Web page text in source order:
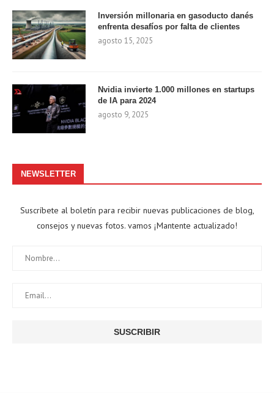
Inversión millonaria en gasoducto danés
enfrenta desafíos por falta de clientes
agosto 15, 2025
Nvidia invierte 1.000 millones en startups
de IA para 2024
agosto 9, 2025
NEWSLETTER
Suscríbete al boletín para recibir nuevas publicaciones de blog,
consejos y nuevas fotos. vamos ¡Mantente actualizado!